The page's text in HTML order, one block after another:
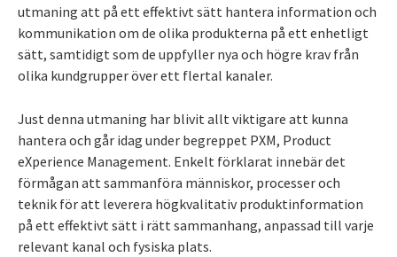
utmaning att på ett effektivt sätt hantera information och
kommunikation om de olika produkterna på ett enhetligt
sätt, samtidigt som de uppfyller nya och högre krav från
olika kundgrupper över ett flertal kanaler.
Just denna utmaning har blivit allt viktigare att kunna
hantera och går idag under begreppet PXM, Product
eXperience Management. Enkelt förklarat innebär det
förmågan att sammanföra människor, processer och
teknik för att leverera högkvalitativ produktinformation
på ett effektivt sätt i rätt sammanhang, anpassad till varje
relevant kanal och fysiska plats.